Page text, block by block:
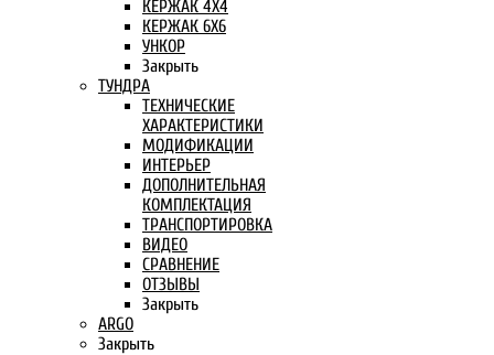
КЕРЖАК 4Х4
КЕРЖАК 6Х6
УНКОР
Закрыть
ТУНДРА
ТЕХНИЧЕСКИЕ
ХАРАКТЕРИСТИКИ
МОДИФИКАЦИИ
ИНТЕРЬЕР
ДОПОЛНИТЕЛЬНАЯ
КОМПЛЕКТАЦИЯ
ТРАНСПОРТИРОВКА
ВИДЕО
СРАВНЕНИЕ
ОТЗЫВЫ
Закрыть
ARGO
Закрыть